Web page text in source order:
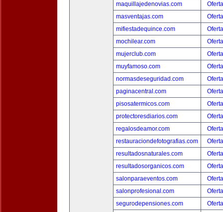
maquillajedenovias.com
masventajas.com
mifiestadequince.com
mochilear.com
mujerclub.com
muyfamoso.com
normasdeseguridad.com
paginacentral.com
pisosatermicos.com
protectoresdiarios.com
regalosdeamor.com
restauraciondefotografias.com
resultadosnaturales.com
resultadosorganicos.com
salonparaeventos.com
salonprofesional.com
segurodepensiones.com